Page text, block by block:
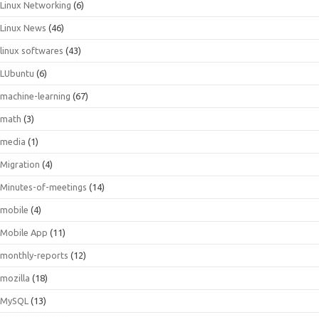
Linux Networking (6)
Linux News (46)
linux softwares (43)
LUbuntu (6)
machine-learning (67)
math (3)
media (1)
Migration (4)
Minutes-of-meetings (14)
mobile (4)
Mobile App (11)
monthly-reports (12)
mozilla (18)
MySQL (13)